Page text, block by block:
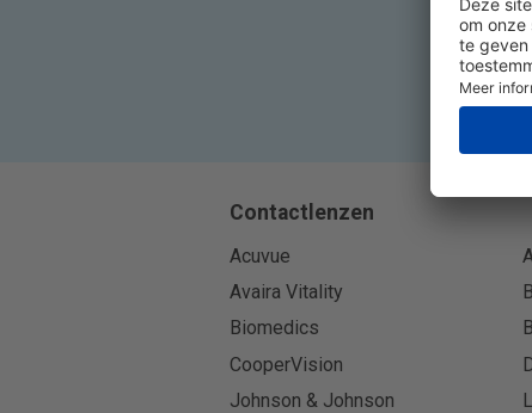
Contactlenzen
Acuvue
Avaira Vitality
Biomedics
CooperVision
Johnson & Johnson